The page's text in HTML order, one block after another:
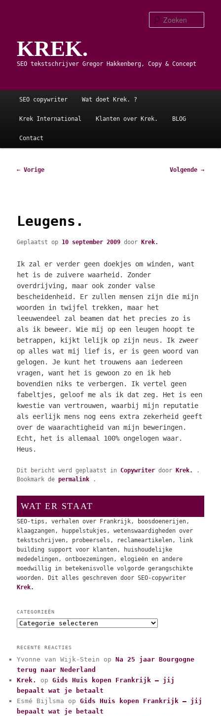
primaire
inhoudKREK.
SEO tekstschrijver Gregor Hakkenberg, Copy & Concept
Hoofdmenu
SEO copywriter Wat doet Krek. ?
Krek International Klanten over Krek. BLOG
Contact
Bericht
← Vorige Volgende →
Leugens.
Geplaatst op 10 september 2009 doorKrek.
Ik zal er verder geen doekjes om winden, want
het is de zuivere waarheid. Zonder
overdrijving, maar ook zonder valse
bescheidenheid. Er zullen mensen zijn die mijn
woorden in twijfel trekken, maar het
leeuwendeel zal beamen dat het precies zo is
als ik beweer. Wie mij op een leugen hoopt te
betrappen, kijkt lelijk op zijn neus. Ik zweer
op alles wat mij lief is, er is geen woord van
gelogen. Je kunt het trouwens aan iedereen
vragen, want het is gewoon zo en ik heb
bovendien niks te verbergen. Ik vertel geen
fabeltjes, geloof me als ik dat zeg. Het is een
kwestie van vertrouwen, waarbij mijn reputatie
als eerlijk mens nog eens extra zekerheid geeft
over de waarachtigheid van mijn beweringen.
Echt, het is allemaal 100% ongelogen waar.
Heus.
Dit bericht werd geplaatst inCopywriter doorKrek.
.
Bookmark depermalink .
WAT ER STAAT
SEO-tips, verhalen over Frankrijk, boosdoenerijen,
klaagzangen, huppelstukjes, wetenswaardigheden over
tekstschrijven, probeersels, reclameartikelen, link
building support voor klanten, huishoudelijke
mededelingen, ontboezemingen, elogieën en andere
moedwillig in betekenisvolle volgorde gerangschikte
woorden. Dit alles geschreven door SEO-copywriter
Krek.
CATEGORIEËN
C
e
g
o
r
i
e
ë
RECENTE REACTIES
Yvonne van Wijk-Stein opNa 25 jaar Bourgogne
terug naar Nederland
Krek.
opGids Huis kopen Frankrijk – jij
bepaalt wat je betaalt
Esmé Bijlsma opGids Huis kopen Frankrijk – jij
bepaalt wat je betaalt